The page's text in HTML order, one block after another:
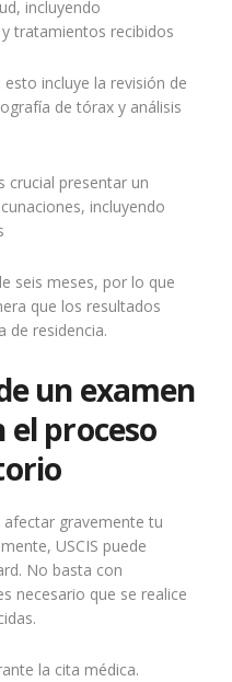
incluyendo
tratamientos recibidos
esto incluye la revisión de
de tórax y análisis
crucial presentar un
incluyendo
seis meses, por lo que
que los resultados
de residencia.
un examen
proceso
gravemente tu
USCIS puede
No basta con
necesario que se realice
la cita médica.